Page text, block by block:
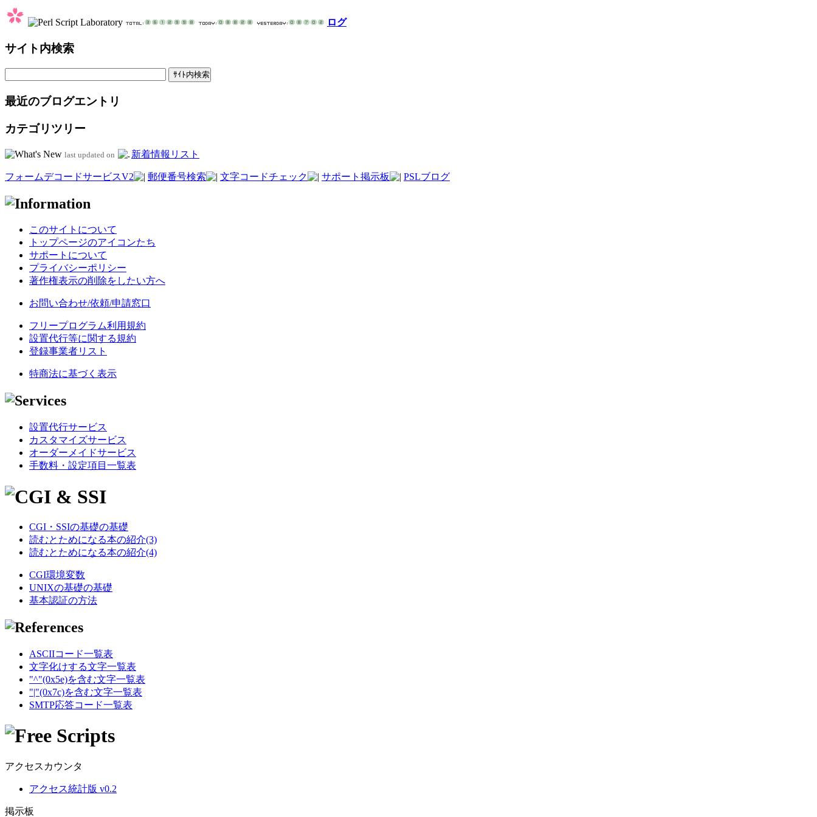
ログ
サイト内検索
最近のブログエントリ
カテゴリツリー
last updated on 新着情報リスト
フォームデコードサービスV2 郵便番号検索 文字コードチェック サポート掲示板 PSLブログ
このサイトについて
トップページのアイコンたち
サポートについて
プライバシーポリシー
著作権表示の削除をしたい方へ
お問い合わせ/依頼/申請窓口
フリープログラム利用規約
設置代行等に関する規約
登録事業者リスト
特商法に基づく表示
設置代行サービス
カスタマイズサービス
オーダーメイドサービス
手数料・設定項目一覧表
CGI・SSIの基礎の基礎
読むとためになる本の紹介(3)
読むとためになる本の紹介(4)
CGI環境変数
UNIXの基礎の基礎
基本認証の方法
ASCIIコード一覧表
文字化けする文字一覧表
"^"(0x5e)を含む文字一覧表
"|"(0x7c)を含む文字一覧表
SMTP応答コード一覧表
アクセスカウンタ
アクセス統計版 v0.2
掲示板